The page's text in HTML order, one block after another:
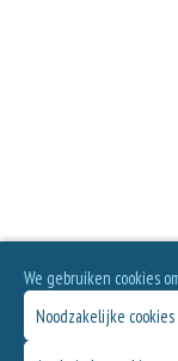
We gebruiken cookies
Noodzakelijke